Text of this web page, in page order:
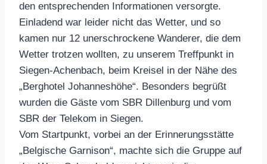
den entsprechenden Informationen versorgte.
Einladend war leider nicht das Wetter, und so
kamen nur 12 unerschrockene Wanderer, die dem
Wetter trotzen wollten, zu unserem Treffpunkt in
Siegen-Achenbach, beim Kreisel in der Nähe des
„Berghotel Johanneshöhe“. Besonders begrüßt
wurden die Gäste vom SBR Dillenburg und vom
SBR der Telekom in Siegen.
Vom Startpunkt, vorbei an der Erinnerungsstätte
„Belgische Garnison“, machte sich die Gruppe auf